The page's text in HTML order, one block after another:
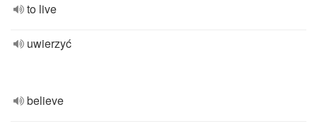
to live
uwierzyć
believe